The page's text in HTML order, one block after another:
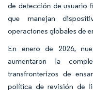
de detección de usuario
que manejan
operaciones globales de
En enero de 2026,
aumentaron la
transfronterizos de
política de revisión de